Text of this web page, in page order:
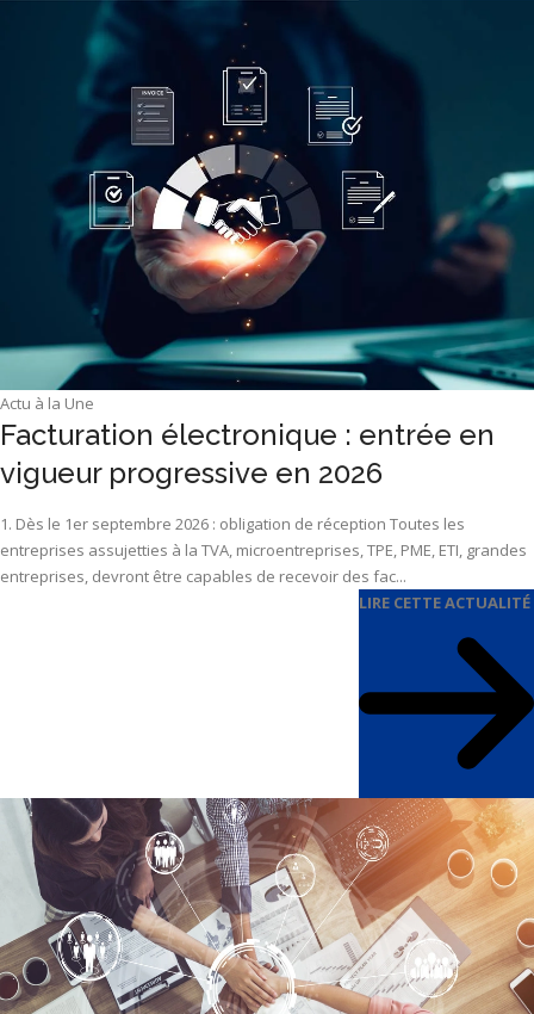
Actu à la Une
Facturation électronique : entrée en
vigueur progressive en 2026
1. Dès le 1er septembre 2026 : obligation de réception Toutes les
entreprises assujetties à la TVA, microentreprises, TPE, PME, ETI, grandes
entreprises, devront être capables de recevoir des fac...
LIRE CETTE ACTUALITÉ